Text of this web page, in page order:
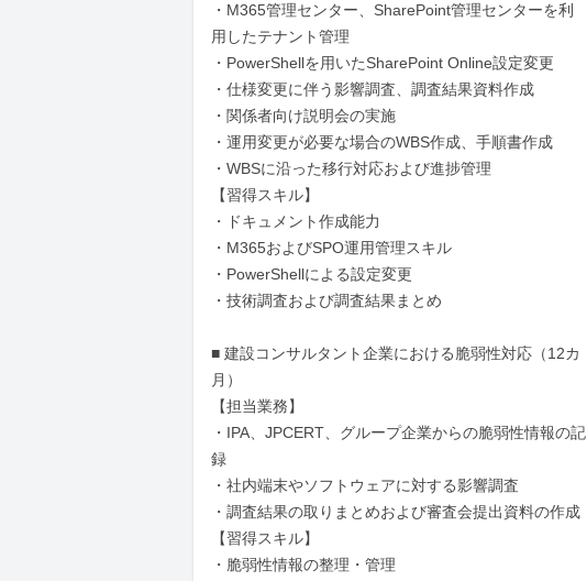
・M365管理センター、SharePoint管理センターを利
用したテナント管理
・PowerShellを用いたSharePoint Online設定変更
・仕様変更に伴う影響調査、調査結果資料作成
・関係者向け説明会の実施
・運用変更が必要な場合のWBS作成、手順書作成
・WBSに沿った移行対応および進捗管理
【習得スキル】
・ドキュメント作成能力
・M365およびSPO運用管理スキル
・PowerShellによる設定変更
・技術調査および調査結果まとめ
■ 建設コンサルタント企業における脆弱性対応（12カ
月）
【担当業務】
・IPA、JPCERT、グループ企業からの脆弱性情報の記
録
・社内端末やソフトウェアに対する影響調査
・調査結果の取りまとめおよび審査会提出資料の作成
【習得スキル】
・脆弱性情報の整理・管理